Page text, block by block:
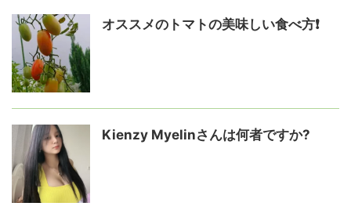
オススメのトマトの美味しい食べ方❗
Kienzy Myelinさんは何者ですか?